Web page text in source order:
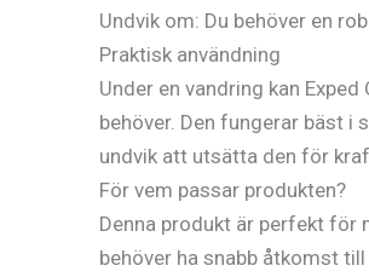
Undvik om: Du behöver en
Praktisk användning
Under en vandring kan
behöver. Den fungerar bäst i
undvik att utsätta den för
För vem passar produkten?
Denna produkt är perfekt
behöver ha snabb åtkomst